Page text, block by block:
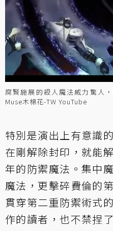
腐賢施展的殺人魔法威力驚人
Muse木棉花-TW YouTube
特別是演出上有意識
在剛解除封印，就能
年的防禦魔法。集中
魔法，更擊碎費倫的
貫穿第二重防禦術式
作的讀者，也不禁捏